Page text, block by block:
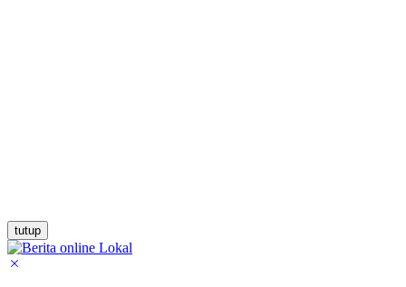
tutup